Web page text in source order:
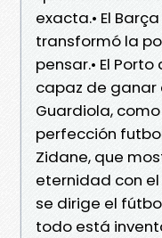
exacta.• El
transformó la
pensar.• El
capaz de ganar
Guardiola,
perfección
Zidane, que
eternidad con
se dirige el
todo está